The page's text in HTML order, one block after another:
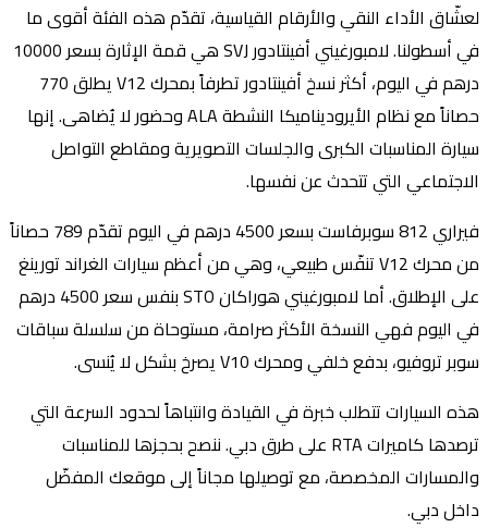
لعشّاق الأداء النقي والأرقام القياسية، تقدّم هذه الفئة أقوى ما
في أسطولنا. لامبورغيني أفينتادور SVJ هي قمة الإثارة بسعر 10000
درهم في اليوم، أكثر نسخ أفينتادور تطرفاً بمحرك V12 يطلق 770
حصاناً مع نظام الأيروديناميكا النشطة ALA وحضور لا يُضاهى. إنها
سيارة المناسبات الكبرى والجلسات التصويرية ومقاطع التواصل
الاجتماعي التي تتحدث عن نفسها.
فيراري 812 سوبرفاست بسعر 4500 درهم في اليوم تقدّم 789 حصاناً
من محرك V12 تنفّس طبيعي، وهي من أعظم سيارات الغراند تورينغ
على الإطلاق. أما لامبورغيني هوراكان STO بنفس سعر 4500 درهم
في اليوم فهي النسخة الأكثر صرامة، مستوحاة من سلسلة سباقات
سوبر تروفيو، بدفع خلفي ومحرك V10 يصرخ بشكل لا يُنسى.
هذه السيارات تتطلب خبرة في القيادة وانتباهاً لحدود السرعة التي
ترصدها كاميرات RTA على طرق دبي. ننصح بحجزها للمناسبات
والمسارات المخصصة، مع توصيلها مجاناً إلى موقعك المفضّل
داخل دبي.